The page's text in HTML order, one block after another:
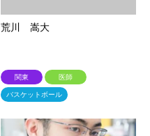
荒川 嵩大
関東 医師
バスケットボール